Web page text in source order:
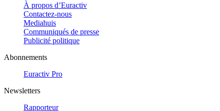
À propos d’Euractiv
Contactez-nous
Mediahuis
Communiqués de presse
Publicité politique
Abonnements
Euractiv Pro
Newsletters
Rapporteur